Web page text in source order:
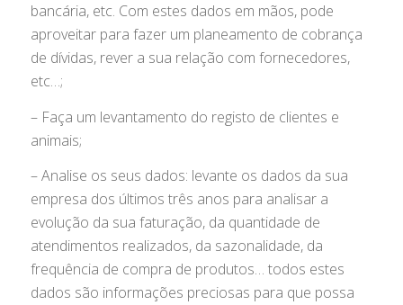
bancária, etc. Com estes dados em mãos, pode
aproveitar para fazer um planeamento de cobrança
de dívidas, rever a sua relação com fornecedores,
etc…;
– Faça um levantamento do registo de clientes e
animais;
– Analise os seus dados: levante os dados da sua
empresa dos últimos três anos para analisar a
evolução da sua faturação, da quantidade de
atendimentos realizados, da sazonalidade, da
frequência de compra de produtos… todos estes
dados são informações preciosas para que possa